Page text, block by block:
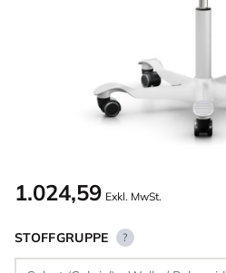
1.024,59 Exkl. MwSt.
STOFFGRUPPE ?